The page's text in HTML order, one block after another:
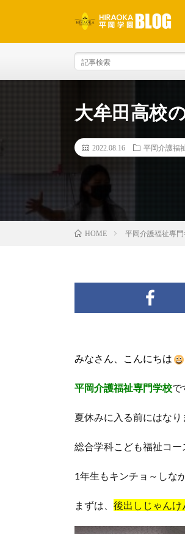
大牟田高校
2022.08.16 平岡介護福
HOME 平岡介護福祉専門
みなさん、こんにちは
平岡介護福祉専門学校で
夏休みに入る前にはな
総合学科こども福祉コ
1年生もキンチョ～しな
まずは、 後出しじゃんけ